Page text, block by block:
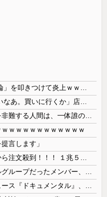
ｗｗｗｗｗｗｗｗｗｗｗ
言します」